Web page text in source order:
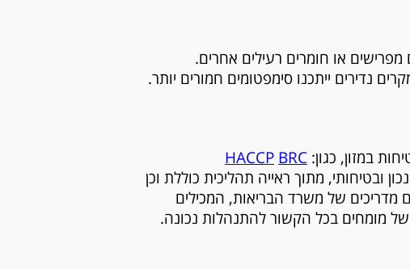
מפרישים או חומרים רעילים אחרים.
נדירים ייתכנו סימפטומים חמורים יותר.
במזון, כגון: HACCP BRC
מתוך ראייה תהליכית כוללת וכן
מדריכים של משרד הבריאות, המכילים
מומחים בכל הקשור להתנהלות נכונה.